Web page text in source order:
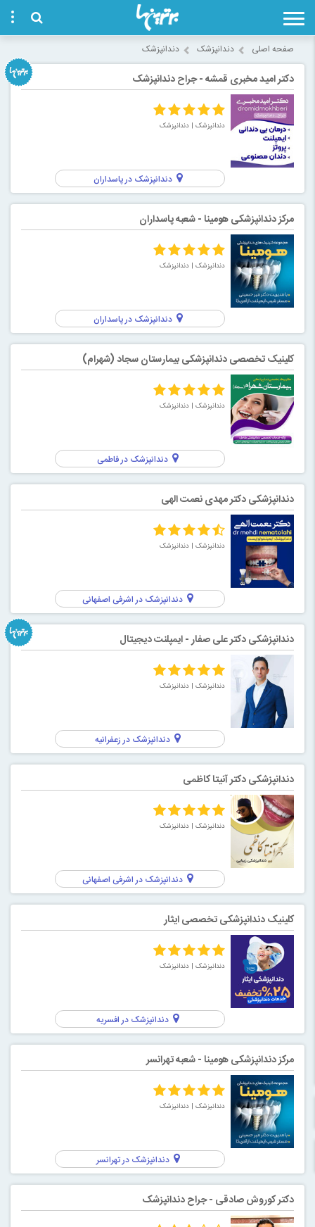
صفحه اصلی دندانپزشک دندانپزشک
دکتر امید مخبری قمشه - جراح دندانپزشک
دندانپزشک | دندانپزشک
دندانپزشک در پاسداران
مرکز دندانپزشکی هومینا - شعبه پاسداران
دندانپزشک | دندانپزشک
دندانپزشک در پاسداران
کلینیک تخصصی دندانپزشکی بیمارستان سجاد (شهرام)
دندانپزشک | دندانپزشک
دندانپزشک در فاطمی
دندانپزشکی دکتر مهدی نعمت الهی
دندانپزشک | دندانپزشک
دندانپزشک در اشرفی اصفهانی
دندانپزشکی دکتر علی صفار - ایمپلنت دیجیتال
دندانپزشک | دندانپزشک
دندانپزشک در زعفرانیه
دندانپزشكى دكتر آنیتا کاظمی
دندانپزشک | دندانپزشک
دندانپزشک در اشرفی اصفهانی
کلینیک دندانپزشکی تخصصی ایثار
دندانپزشک | دندانپزشک
دندانپزشک در افسریه
مرکز دندانپزشکی هومینا - شعبه تهرانسر
دندانپزشک | دندانپزشک
دندانپزشک در تهرانسر
دکتر کوروش صادقی - جراح دندانپزشک